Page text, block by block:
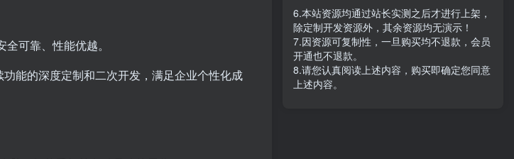
可靠、性能优越。
能的深度定制和二次开发，满足企业个性化成
6.本站资源均通过站长实测之后才进行上架，
除定制开发资源外，其余资源均无演示！
7.因资源可复制性，一旦购买均不退款，会员
开通也不退款。
8.请您认真阅读上述内容，购买即确定您同意
上述内容。